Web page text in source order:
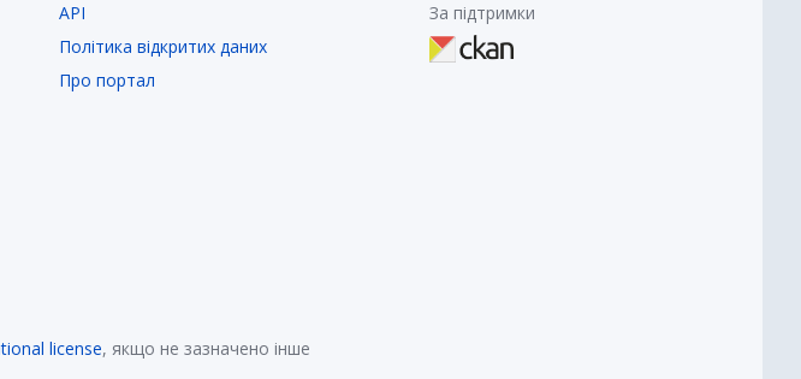
API
Політика відкритих даних
Про портал
За підтримки
license, якщо не зазначено інше